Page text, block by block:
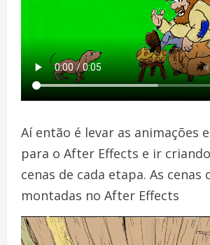
Aí então é levar as animações
para o After Effects e ir
cenas de cada etapa. As cenas
montadas no After Effects